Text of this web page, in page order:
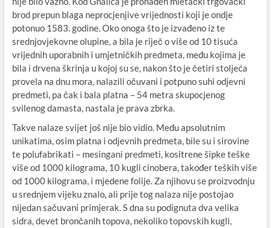
brod prepun blaga neprocjenjive vrijednosti koji je ondje
potonuo 1583. godine. Oko onoga što je izvađeno iz te
srednjovjekovne olupine, a bila je riječ o više od 10 tisuća
vrijednih uporabnih i umjetničkih predmeta, među kojima je
bila i drvena škrinja u kojoj su se, nakon što je četiri stoljeća
provela na dnu mora, nalazili očuvani i potpuno suhi odjevni
predmeti, pa čak i bala platna – 54 metra skupocjenog
svilenog damasta, nastala je prava zbrka.
Takve nalaze svijet još nije bio vidio. Među apsolutnim
unikatima, osim platna i odjevnih predmeta, bile su i sirovine
te polufabrikati – mesingani predmeti, kositrene šipke teške
više od 1000 kilograma, 10 kugli cinobera, također teških više
od 1000 kilograma, i mjedene folije. Za njihovu se proizvodnju
u srednjem vijeku znalo, ali prije tog nalaza nije postojao
nijedan sačuvani primjerak. S dna su podignuta dva velika
sidra, devet brončanih topova, nekoliko topovskih kugli,